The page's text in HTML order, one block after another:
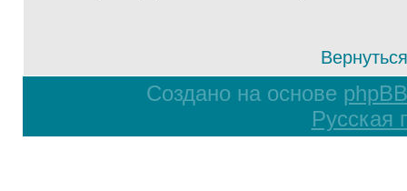
Создано на основе phpBB
Русская